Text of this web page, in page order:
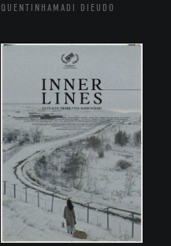
QUENTINHAMADI DIEUDO